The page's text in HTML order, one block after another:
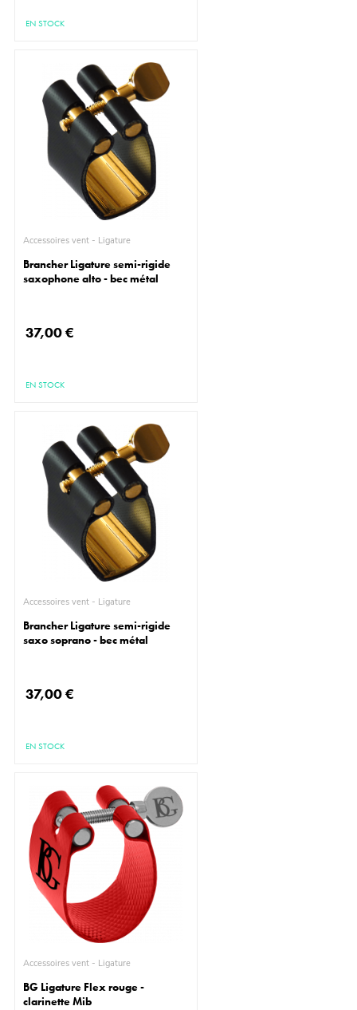
EN STOCK
Accessoires vent - Ligature
Brancher Ligature semi-rigide
saxophone alto - bec métal
37,00 €
EN STOCK
Accessoires vent - Ligature
Brancher Ligature semi-rigide
saxo soprano - bec métal
37,00 €
EN STOCK
Accessoires vent - Ligature
BG Ligature Flex rouge -
clarinette Mib